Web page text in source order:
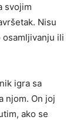
svojim
Nisu
ili
igra sa
njom. On joj
ako se